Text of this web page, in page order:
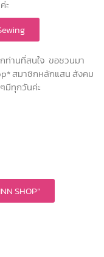
ะ
ท่านที่สนใจ ขอชวนมา
สมาชิกหลักแสน สังคม
มีทุกวันค่ะ
SHOP”